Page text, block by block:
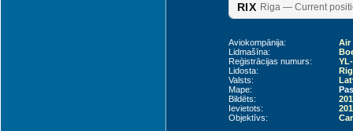
RIX Riga — Current
Aviokompānija:
Air
Lidmašīna:
Reģistrācijas numurs:
Lidosta:
Valsts:
Mape:
Bildēts:
Ievietots:
Objektīvs: